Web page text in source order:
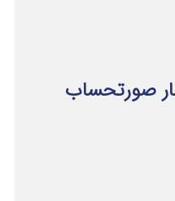
صورتحساب